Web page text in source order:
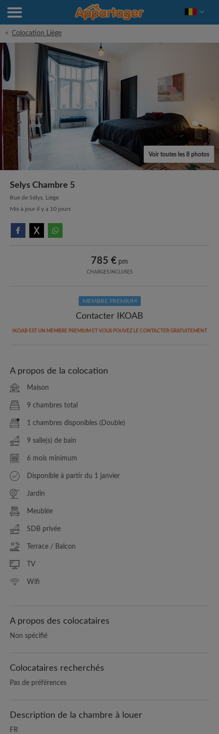
< Colocation Liège
Voir toutes les 8 photos
Selys Chambre 5
Rue de Sélys, Liège
Mis à jour il y a 10 jours
785 € pm
CHARGES INCLUSES
MEMBRE PREMIUM
Contacter IKOAB
IKOAB EST UN MEMBRE PREMIUM ET VOUS POUVEZ LE CONTACTER GRATUITEMENT
A propos de la colocation
Maison
9 chambres total
1 chambres disponibles (Double)
9 salle(s) de bain
6 mois minimum
Disponible à partir du 1 janvier
Jardin
Meublée
SDB privée
Terrace / Balcon
TV
Wifi
A propos des colocataires
Non spécifié
Colocataires recherchés
Pas de préférences
Description de la chambre à louer
FR